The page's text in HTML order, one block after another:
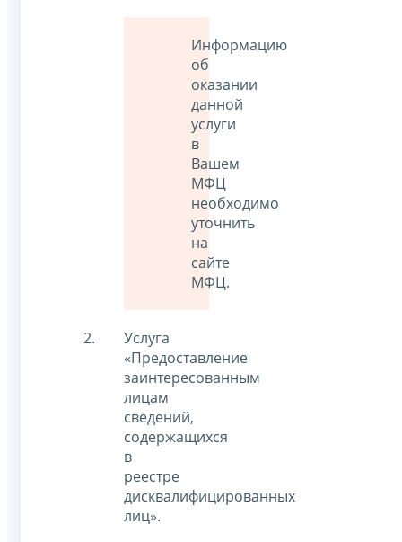
Информацию
об
оказании
данной
услуги
в
Вашем
МФЦ
необходимо
уточнить
на
сайте
МФЦ.
Услуга
«Предоставление
заинтересованным
лицам
сведений,
содержащихся
в
реестре
дисквалифицированных
лиц».